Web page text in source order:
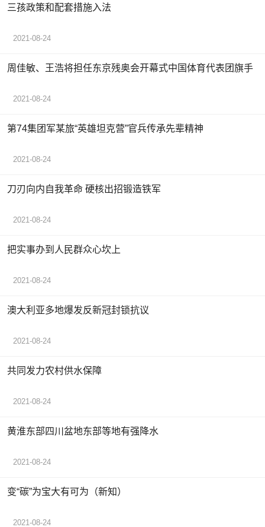
三孩政策和配套措施入法
2021-08-24
周佳敏、王浩将担任东京残奥会开幕式中国体育代表团旗手
2021-08-24
第74集团军某旅“英雄坦克营”官兵传承先辈精神
2021-08-24
刀刃向内自我革命 硬核出招锻造铁军
2021-08-24
把实事办到人民群众心坎上
2021-08-24
澳大利亚多地爆发反新冠封锁抗议
2021-08-24
共同发力农村供水保障
2021-08-24
黄淮东部四川盆地东部等地有强降水
2021-08-24
变“碳”为宝大有可为（新知）
2021-08-24